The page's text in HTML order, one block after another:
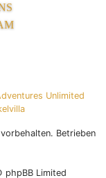
Unlimited
Betrieben
phpBB Limited